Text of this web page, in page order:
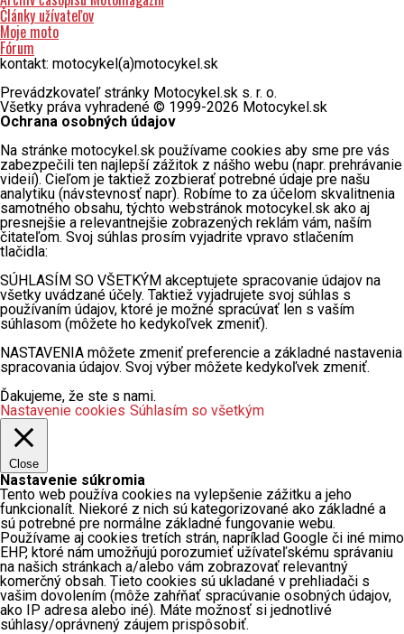
Články užívateľov
Moje moto
Fórum
kontakt: motocykel(a)motocykel.sk
Prevádzkovateľ stránky Motocykel.sk s. r. o.
Všetky práva vyhradené © 1999-2026 Motocykel.sk
Ochrana osobných údajov
Na stránke motocykel.sk používame cookies aby sme pre vás
zabezpečili ten najlepší zážitok z nášho webu (napr. prehrávanie
videií). Cieľom je taktiež zozbierať potrebné údaje pre našu
analytiku (návstevnosť napr). Robíme to za účelom skvalitnenia
samotného obsahu, týchto webstránok motocykel.sk ako aj
presnejšie a relevantnejšie zobrazených reklám vám, naším
čitateľom. Svoj súhlas prosím vyjadrite vpravo stlačením
tlačidla:
SÚHLASÍM SO VŠETKÝM akceptujete spracovanie údajov na
všetky uvádzané účely. Taktiež vyjadrujete svoj súhlas s
používaním údajov, ktoré je možné spracúvať len s vaším
súhlasom (môžete ho kedykoľvek zmeniť).
NASTAVENIA môžete zmeniť preferencie a základné nastavenia
spracovania údajov. Svoj výber môžete kedykoľvek zmeniť.
Ďakujeme, že ste s nami.
Nastavenie cookies Súhlasím so všetkým
Close
Nastavenie súkromia
Tento web používa cookies na vylepšenie zážitku a jeho
funkcionalít. Niekoré z nich sú kategorizované ako základné a
sú potrebné pre normálne základné fungovanie webu.
Používame aj cookies tretích strán, napríklad Google či iné mimo
EHP, ktoré nám umožňujú porozumieť užívateľskému správaniu
na našich stránkach a/alebo vám zobrazovať relevantný
komerčný obsah. Tieto cookies sú ukladané v prehliadači s
vašim dovolením (môže zahŕňať spracúvanie osobných údajov,
ako IP adresa alebo iné). Máte možnosť si jednotlivé
súhlasy/oprávnený záujem prispôsobiť.